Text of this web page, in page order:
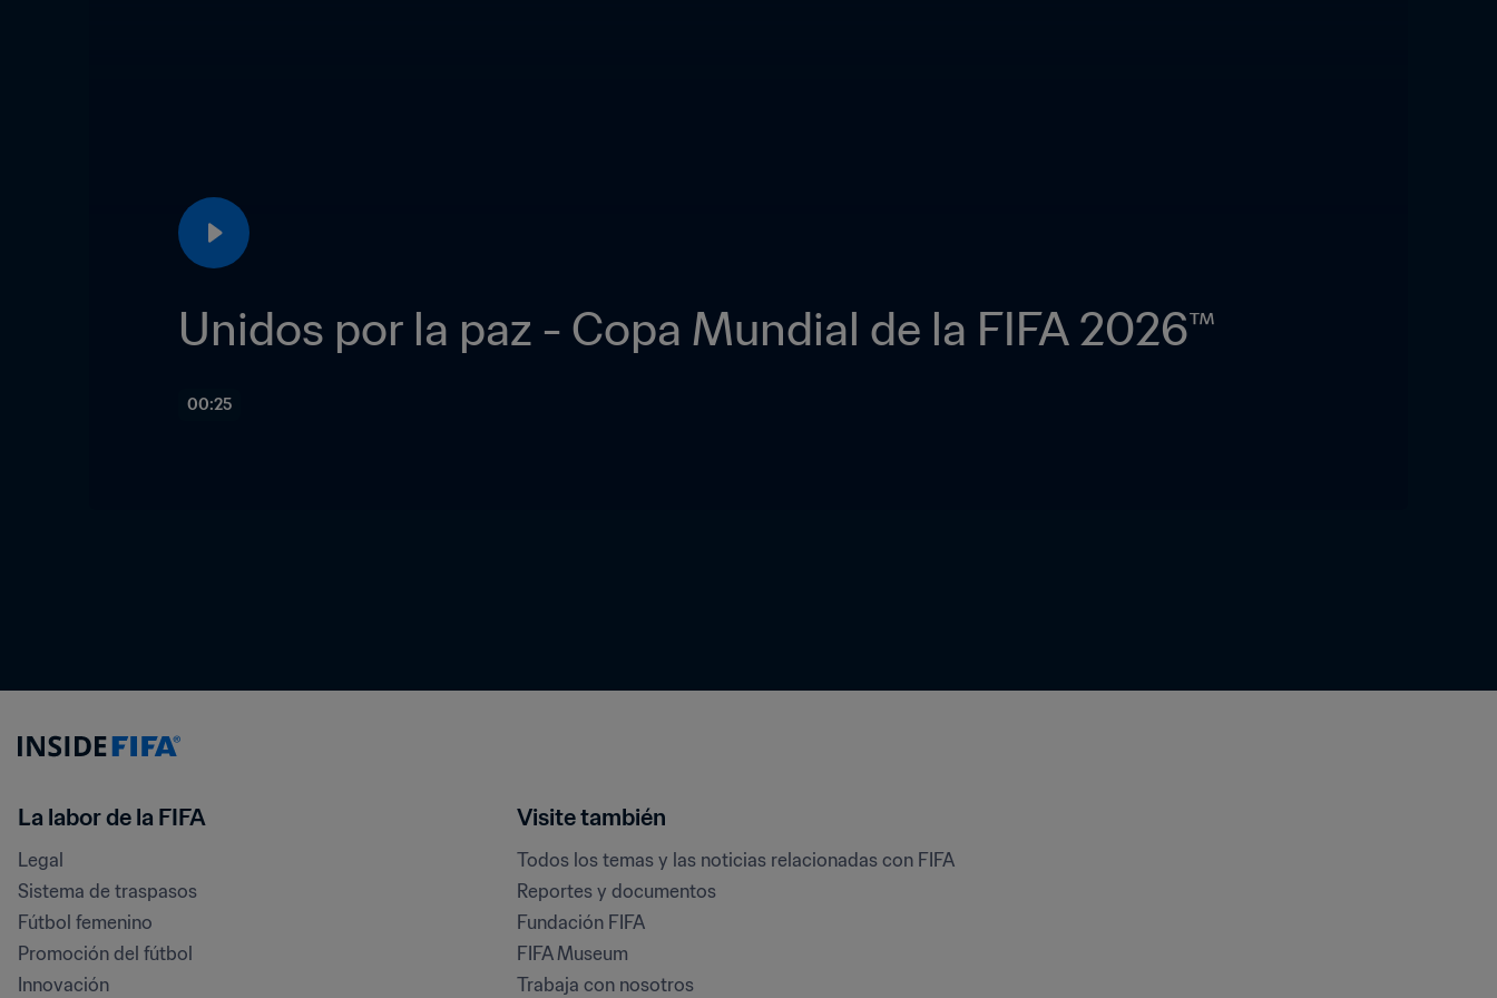
Unidos por la paz - Copa Mundial de la FIFA 2026™
00:25
La labor de la FIFA
Legal
Sistema de traspasos
Fútbol femenino
Promoción del fútbol
Innovación
Visite también
Todos los temas y las noticias relacionadas con FIFA
Reportes y documentos
Fundación FIFA
FIFA Museum
Trabaja con nosotros